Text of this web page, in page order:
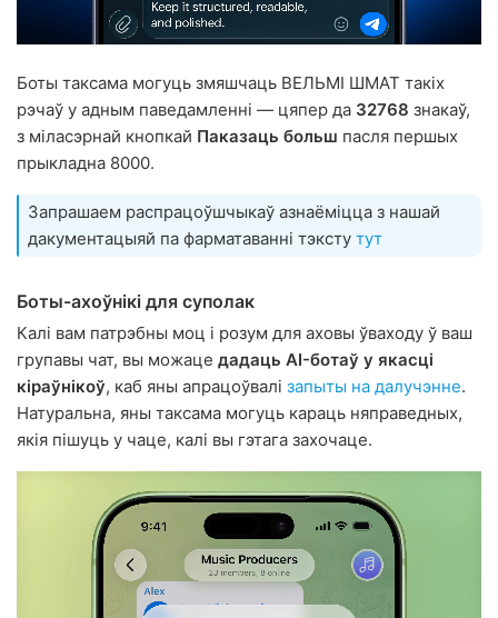
Боты таксама могуць змяшчаць ВЕЛЬМІ ШМАТ такіх
рэчаў у адным паведамленні — цяпер да 32768 знакаў,
з міласэрнай кнопкай Паказаць больш пасля першых
прыкладна 8000.
Запрашаем распрацоўшчыкаў азнаёміцца з нашай
дакументацыяй па фарматаванні тэксту тут
Боты-ахоўнікі для суполак
Калі вам патрэбны моц і розум для аховы ўваходу ў ваш
групавы чат, вы можаце дадаць AI-ботаў у якасці
кіраўнікоў, каб яны апрацоўвалі запыты на далучэнне.
Натуральна, яны таксама могуць караць няправедных,
якія пішуць у чаце, калі вы гэтага захочаце.